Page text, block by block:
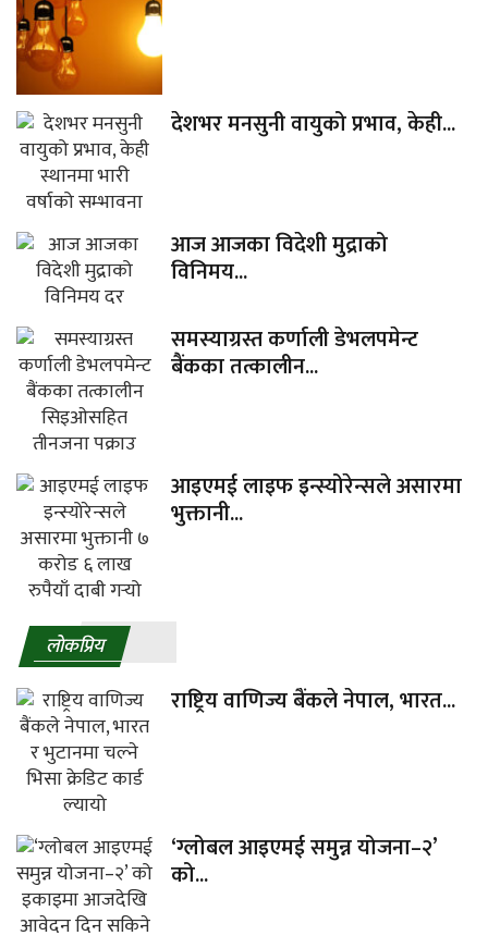
देशभर मनसुनी वायुको प्रभाव, केही...
आज आजका विदेशी मुद्राको
विनिमय...
समस्याग्रस्त कर्णाली डेभलपमेन्ट
बैंकका तत्कालीन...
आइएमई लाइफ इन्स्योरेन्सले असारमा
भुक्तानी...
लाेकप्रिय
राष्ट्रिय वाणिज्य बैंकले नेपाल, भारत...
‘ग्लोबल आइएमई समुन्न योजना–२’
को...